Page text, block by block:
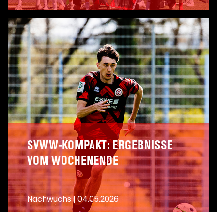
SVWW-KOMPAKT: ERGEBNISSE
VOM WOCHENENDE
Nachwuchs| 04.05.2026